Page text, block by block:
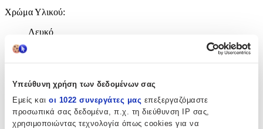
Υπεύθυνη χρήση των δεδομένων σας
Εμείς και οι 1022 συνεργάτες μας επεξεργαζόμαστε
προσωπικά σας δεδομένα, π.χ. τη διεύθυνση IP σας,
χρησιμοποιώντας τεχνολογία όπως cookies για να
Χρώμα Υλικού:
Λευκό
Υλικό
Επιχρυσωμένα
Όχι